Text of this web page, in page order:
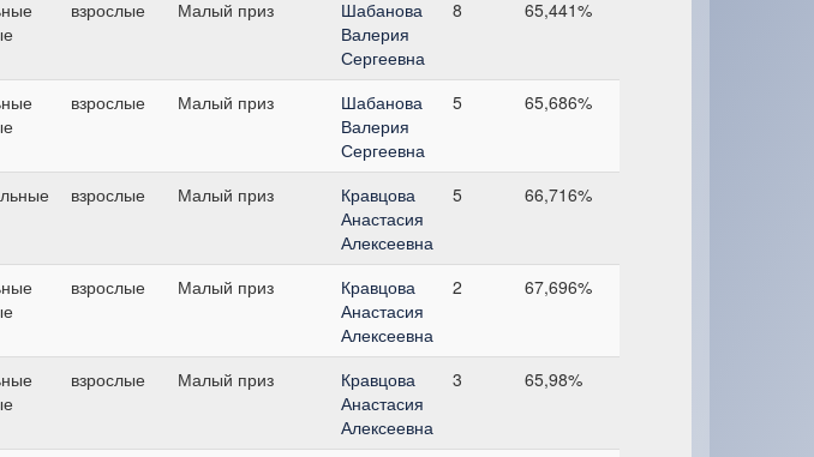
взрослые Малый приз
Шабанова
Валерия
Сергеевна
8 65,441%
взрослые Малый приз
Шабанова
Валерия
Сергеевна
5 65,686%
взрослые Малый приз
Кравцова
Анастасия
Алексеевна
5 66,716%
взрослые Малый приз
Кравцова
Анастасия
Алексеевна
2 67,696%
взрослые Малый приз
Кравцова
Анастасия
Алексеевна
3 65,98%